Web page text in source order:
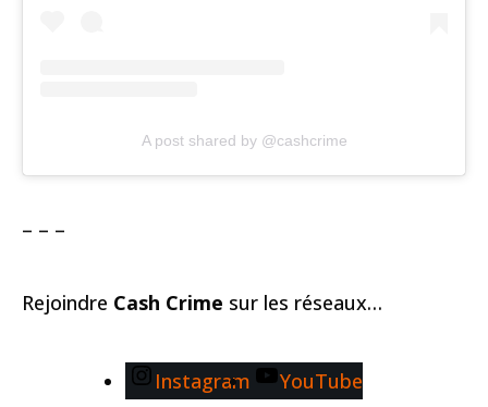
A post shared by @cashcrime
– – –
Rejoindre Cash Crime sur les réseaux…
Instagram YouTube